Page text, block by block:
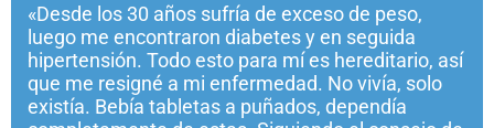
«Desde los 30 años sufría de exceso de peso,
luego me encontraron diabetes y en seguida
hipertensión. Todo esto para mí es hereditario, así
que me resigné a mi enfermedad. No vivía, solo
existía. Bebía tabletas a puñados, dependía